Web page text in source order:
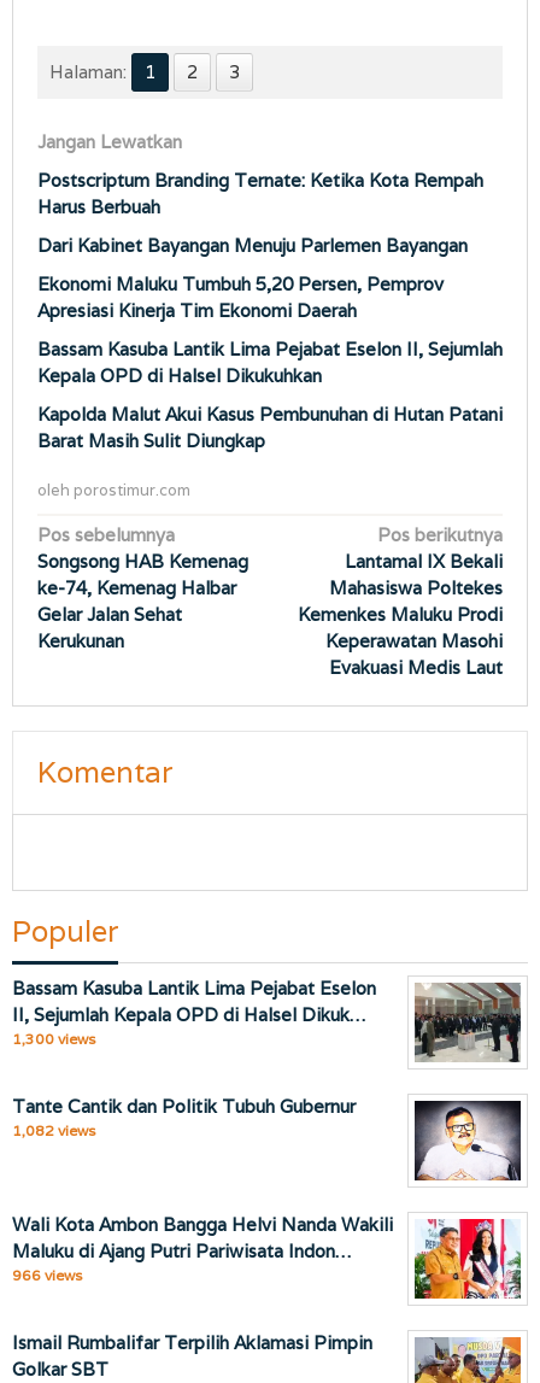
Halaman: 1 2 3
Jangan Lewatkan
Postscriptum Branding Ternate: Ketika Kota Rempah
Harus Berbuah
Dari Kabinet Bayangan Menuju Parlemen Bayangan
Ekonomi Maluku Tumbuh 5,20 Persen, Pemprov
Apresiasi Kinerja Tim Ekonomi Daerah
Bassam Kasuba Lantik Lima Pejabat Eselon II, Sejumlah
Kepala OPD di Halsel Dikukuhkan
Kapolda Malut Akui Kasus Pembunuhan di Hutan Patani
Barat Masih Sulit Diungkap
oleh porostimur.com
Navigasi
pos
Pos sebelumnya
Songsong HAB Kemenag
ke-74, Kemenag Halbar
Gelar Jalan Sehat
Kerukunan
Pos berikutnya
Lantamal IX Bekali
Mahasiswa Poltekes
Kemenkes Maluku Prodi
Keperawatan Masohi
Evakuasi Medis Laut
Komentar
Populer
Bassam Kasuba Lantik Lima Pejabat Eselon
II, Sejumlah Kepala OPD di Halsel Dikuk…
1,300 views
Tante Cantik dan Politik Tubuh Gubernur
1,082 views
Wali Kota Ambon Bangga Helvi Nanda Wakili
Maluku di Ajang Putri Pariwisata Indon…
966 views
Ismail Rumbalifar Terpilih Aklamasi Pimpin
Golkar SBT